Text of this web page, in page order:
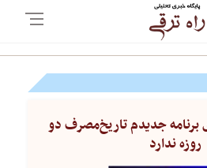
برنامه جدیدم تاریخ‌مصرف دو
روزه ندارد